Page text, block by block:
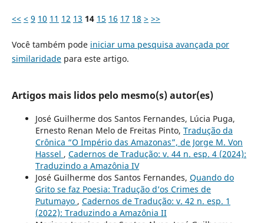
<< < 9 10 11 12 13 14 15 16 17 18 > >>
Você também pode iniciar uma pesquisa avançada por
similaridadepara este artigo.
Artigos mais lidos pelo mesmo(s) autor(es)
José Guilherme dos Santos Fernandes, Lúcia Puga,
Ernesto Renan Melo de Freitas Pinto, Tradução da
Crônica “O Império das Amazonas”, de Jorge M. Von
Hassel , Cadernos de Tradução: v. 44 n. esp. 4 (2024):
Traduzindo a Amazônia IV
José Guilherme dos Santos Fernandes, Quando do
Grito se faz Poesia: Tradução d’os Crimes de
Putumayo , Cadernos de Tradução: v. 42 n. esp. 1
(2022): Traduzindo a Amazônia II